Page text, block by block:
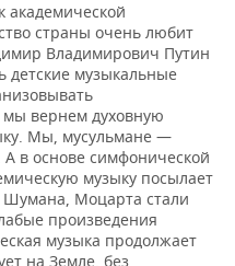
академической
страны очень любит
Владимирович Путин
детские музыкальные
вернем духовную
Мы, мусульмане —
в основе симфонической
музыку посылает
Шумана, Моцарта стали
произведения
музыка продолжает
на Земле, без